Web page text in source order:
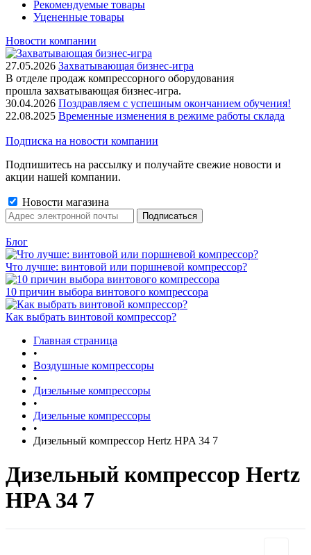
Рекомендуемые товары
Уцененные товары
Новости компании
27.05.2026 Захватывающая бизнес-игра
В отделе продаж компрессорного оборудования
прошла захватывающая бизнес-игра.
30.04.2026 Поздравляем с успешным окончанием обучения!
22.08.2025 Временные изменения в режиме работы склада
Подписка на новости компании
Подпишитесь на рассылку и получайте свежие новости и
акции нашей компании.
Новости магазина
Блог
Что лучше: винтовой или поршневой компрессор?
10 причин выбора винтового компрессора
Как выбрать винтовой компрессор?
Главная страница
•
Воздушные компрессоры
•
Дизельные компрессоры
•
Дизельные компрессоры
•
Дизельный компрессор Hertz HPA 34 7
Дизельный компрессор Hertz
HPA 34 7